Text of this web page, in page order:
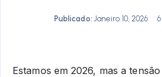
Publicado: Janeiro 10, 2026
Estamos em 2026, mas a